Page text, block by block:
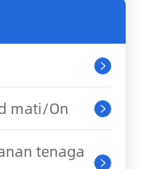

mati/On 
tenaga
